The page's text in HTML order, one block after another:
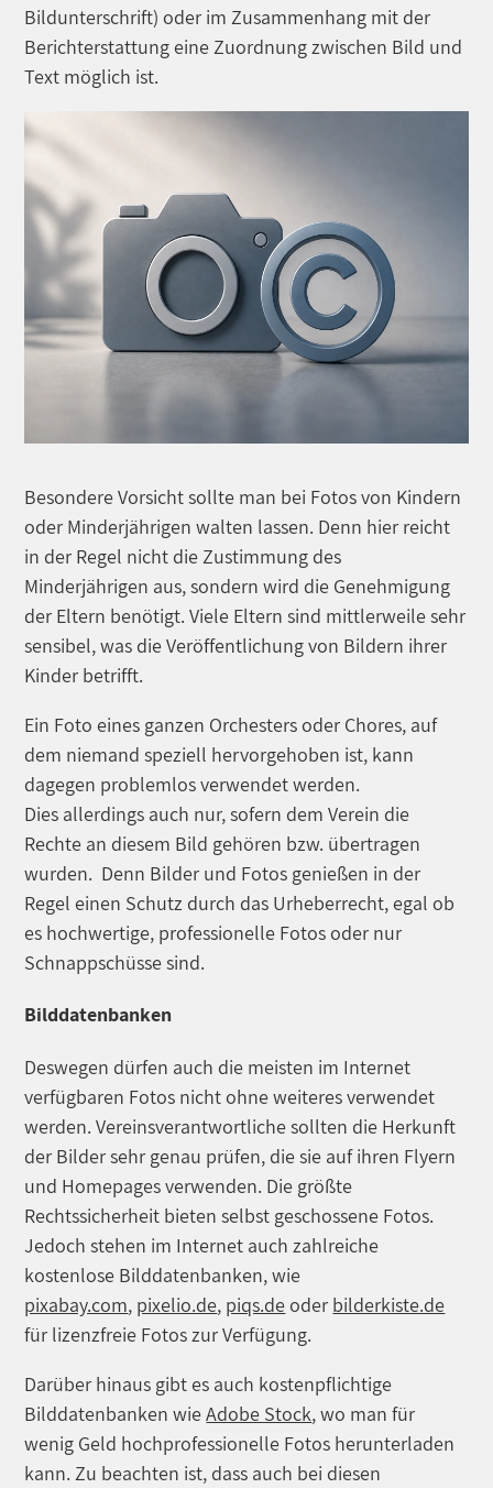
Bildunterschrift) oder im Zusammenhang mit der
Berichterstattung eine Zuordnung zwischen Bild und
Text möglich ist.
Besondere Vorsicht sollte man bei Fotos von Kindern
oder Minderjährigen walten lassen. Denn hier reicht
in der Regel nicht die Zustimmung des
Minderjährigen aus, sondern wird die Genehmigung
der Eltern benötigt. Viele Eltern sind mittlerweile sehr
sensibel, was die Veröffentlichung von Bildern ihrer
Kinder betrifft.
Ein Foto eines ganzen Orchesters oder Chores, auf
dem niemand speziell hervorgehoben ist, kann
dagegen problemlos verwendet werden.
Dies allerdings auch nur, sofern dem Verein die
Rechte an diesem Bild gehören bzw. übertragen
wurden. Denn Bilder und Fotos genießen in der
Regel einen Schutz durch das Urheberrecht, egal ob
es hochwertige, professionelle Fotos oder nur
Schnappschüsse sind.
Bilddatenbanken
Deswegen dürfen auch die meisten im Internet
verfügbaren Fotos nicht ohne weiteres verwendet
werden. Vereinsverantwortliche sollten die Herkunft
der Bilder sehr genau prüfen, die sie auf ihren Flyern
und Homepages verwenden. Die größte
Rechtssicherheit bieten selbst geschossene Fotos.
Jedoch stehen im Internet auch zahlreiche
kostenlose Bilddatenbanken, wie
pixabay.com, pixelio.de, piqs.deoder bilderkiste.de
für lizenzfreie Fotos zur Verfügung.
Darüber hinaus gibt es auch kostenpflichtige
Bilddatenbanken wieAdobe Stock, wo man für
wenig Geld hochprofessionelle Fotos herunterladen
kann. Zu beachten ist, dass auch bei diesen